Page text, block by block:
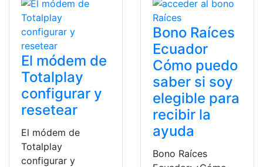
El módem de
Totalplay
configurar y
resetear
El módem de
Totalplay
configurar y
Bono Raíces
Ecuador
Cómo puedo
saber si soy
elegible para
recibir la
ayuda
Bono Raíces